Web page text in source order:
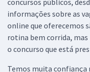
informações sobre as
online que oferecemos
rotina bem corrida,
o concurso que está
Temos muita confiança